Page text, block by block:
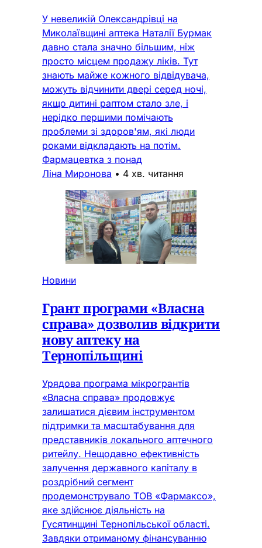
У невеликій Олександрівці на
Миколаївщині аптека Наталії Бурмак
давно стала значно більшим, ніж
просто місцем продажу ліків. Тут
знають майже кожного відвідувача,
можуть відчинити двері серед ночі,
якщо дитині раптом стало зле, і
нерідко першими помічають
проблеми зі здоров'ям, які люди
роками відкладають на потім.
Фармацевтка з понад
Ліна Миронова • 4 хв. читання
Новини
Грант програми «Власна
справа» дозволив відкрити
нову аптеку на
Тернопільщині
Урядова програма мікрогрантів
«Власна справа» продовжує
залишатися дієвим інструментом
підтримки та масштабування для
представників локального аптечного
ритейлу. Нещодавно ефективність
залучення державного капіталу в
роздрібний сегмент
продемонструвало ТОВ «Фармаксо»,
яке здійснює діяльність на
Гусятинщині Тернопільської області.
Завдяки отриманому фінансуванню